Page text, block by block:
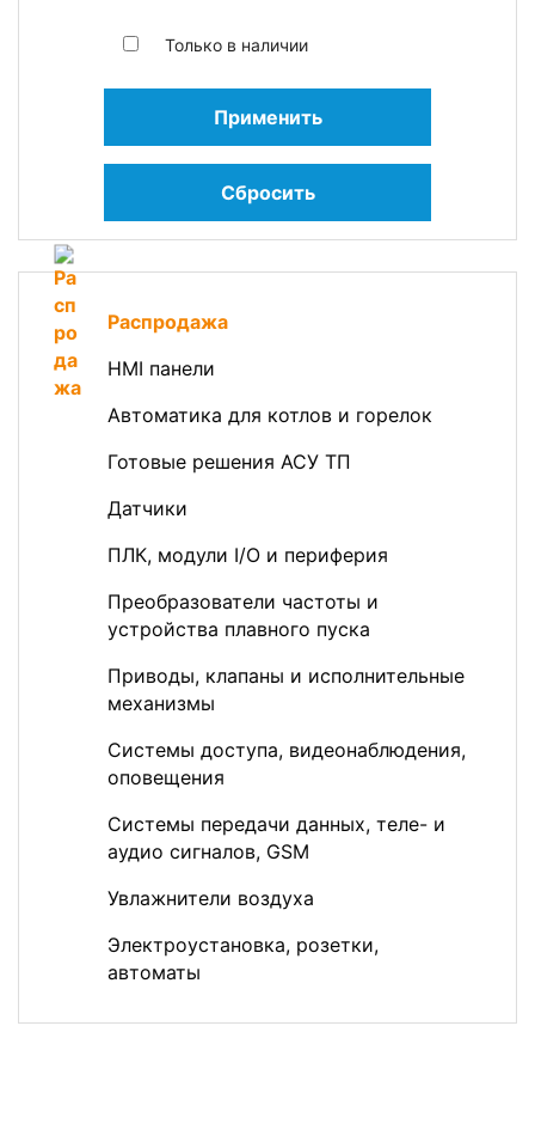
Только в наличии
Применить
Сбросить
Распродажа
HMI панели
Автоматика для котлов и горелок
Готовые решения АСУ ТП
Датчики
ПЛК, модули I/O и периферия
Преобразователи частоты и
устройства плавного пуска
Приводы, клапаны и исполнительные
механизмы
Системы доступа, видеонаблюдения,
оповещения
Системы передачи данных, теле- и
аудио сигналов, GSM
Увлажнители воздуха
Электроустановка, розетки,
автоматы